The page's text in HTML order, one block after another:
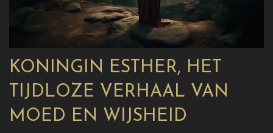
KONINGIN ESTHER, HET
TIJDLOZE VERHAAL VAN
MOED EN WIJSHEID